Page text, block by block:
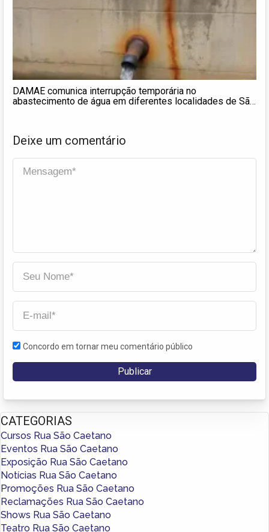
DAMAE comunica interrupção temporária no
abastecimento de água em diferentes localidades de São
Deixe um comentário
Concordo em tornar meu comentário público
CATEGORIAS
Cursos Rua São Caetano
Eventos Rua São Caetano
Exposição Rua São Caetano
Notícias Rua São Caetano
Promoções Rua São Caetano
Reclamações Rua São Caetano
Shows Rua São Caetano
Teatro Rua São Caetano